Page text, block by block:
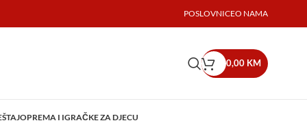
POSLOVNICEO NAMA
0,00 KM
OPREMA I IGRAČKE ZA DJECU